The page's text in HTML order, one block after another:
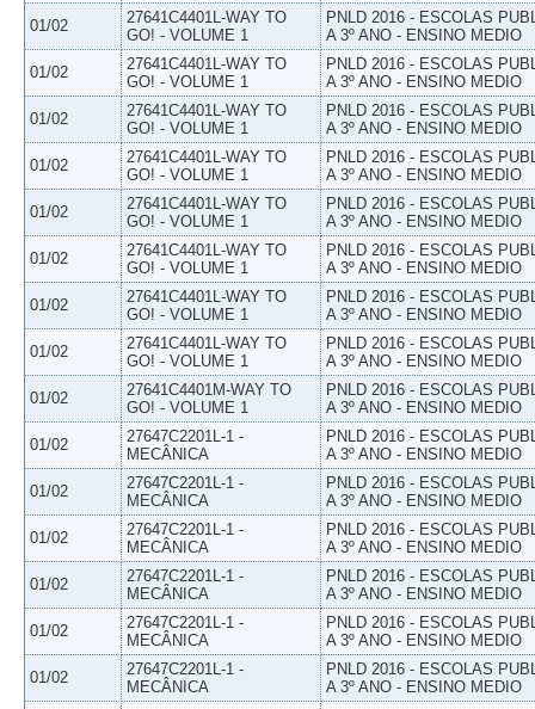
01/02
27641C4401L-WAY TO
GO! - VOLUME 1
PNLD 2016 - ESCOLAS
A 3º ANO - ENSINO MEDIO
01/02
27641C4401L-WAY TO
GO! - VOLUME 1
PNLD 2016 - ESCOLAS
A 3º ANO - ENSINO MEDIO
01/02
27641C4401L-WAY TO
GO! - VOLUME 1
PNLD 2016 - ESCOLAS
A 3º ANO - ENSINO MEDIO
01/02
27641C4401L-WAY TO
GO! - VOLUME 1
PNLD 2016 - ESCOLAS
A 3º ANO - ENSINO MEDIO
01/02
27641C4401L-WAY TO
GO! - VOLUME 1
PNLD 2016 - ESCOLAS
A 3º ANO - ENSINO MEDIO
01/02
27641C4401L-WAY TO
GO! - VOLUME 1
PNLD 2016 - ESCOLAS
A 3º ANO - ENSINO MEDIO
01/02
27641C4401L-WAY TO
GO! - VOLUME 1
PNLD 2016 - ESCOLAS
A 3º ANO - ENSINO MEDIO
01/02
27641C4401L-WAY TO
GO! - VOLUME 1
PNLD 2016 - ESCOLAS
A 3º ANO - ENSINO MEDIO
01/02
27641C4401M-WAY TO
GO! - VOLUME 1
PNLD 2016 - ESCOLAS
A 3º ANO - ENSINO MEDIO
01/02
27647C2201L-1 -
MECÂNICA
PNLD 2016 - ESCOLAS
A 3º ANO - ENSINO MEDIO
01/02
27647C2201L-1 -
MECÂNICA
PNLD 2016 - ESCOLAS
A 3º ANO - ENSINO MEDIO
01/02
27647C2201L-1 -
MECÂNICA
PNLD 2016 - ESCOLAS
A 3º ANO - ENSINO MEDIO
01/02
27647C2201L-1 -
MECÂNICA
PNLD 2016 - ESCOLAS
A 3º ANO - ENSINO MEDIO
01/02
27647C2201L-1 -
MECÂNICA
PNLD 2016 - ESCOLAS
A 3º ANO - ENSINO MEDIO
01/02
27647C2201L-1 -
MECÂNICA
PNLD 2016 - ESCOLAS
A 3º ANO - ENSINO MEDIO